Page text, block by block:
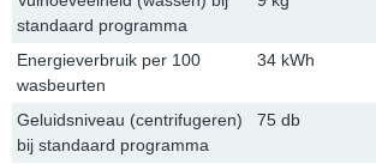
standaard programma
Energieverbruik per 100
wasbeurten
34 kWh
Geluidsniveau (centrifugeren)
bij standaard programma
75 db